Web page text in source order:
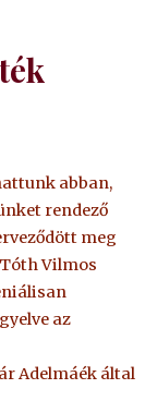
abban,
rendező
meg
Vilmos
az
Adelmáék által